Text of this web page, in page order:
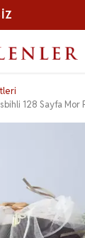
KARGO
128 Sayfa